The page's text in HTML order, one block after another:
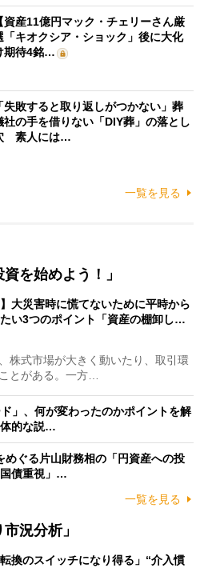
【資産11億円マック・チェリーさん厳
「キオクシア・ショック」後に大化
期待4銘…
「失敗すると取り返しがつかない」葬
社の手を借りない「DIY葬」の落とし
素人には…
一覧を見る
を始めよう！」
】大災害時に慌てないために平時から
い3つのポイント「資産の棚卸し…
株式市場が大きく動いたり、取引環
とがある。一方…
」、何が変わったのかポイントを解
的な説…
めぐる片山財務相の「円資産への投
債重視」…
一覧を見る
況分析」
転換のスイッチになり得る」“介入慣